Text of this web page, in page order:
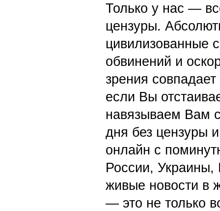
Только у нас —
цензуры.
цивилизованные
обвинений и
зрения
если Вы
навязываем Вам
дня без цензуры
онлайн с
России,
живые новости в
— это не только